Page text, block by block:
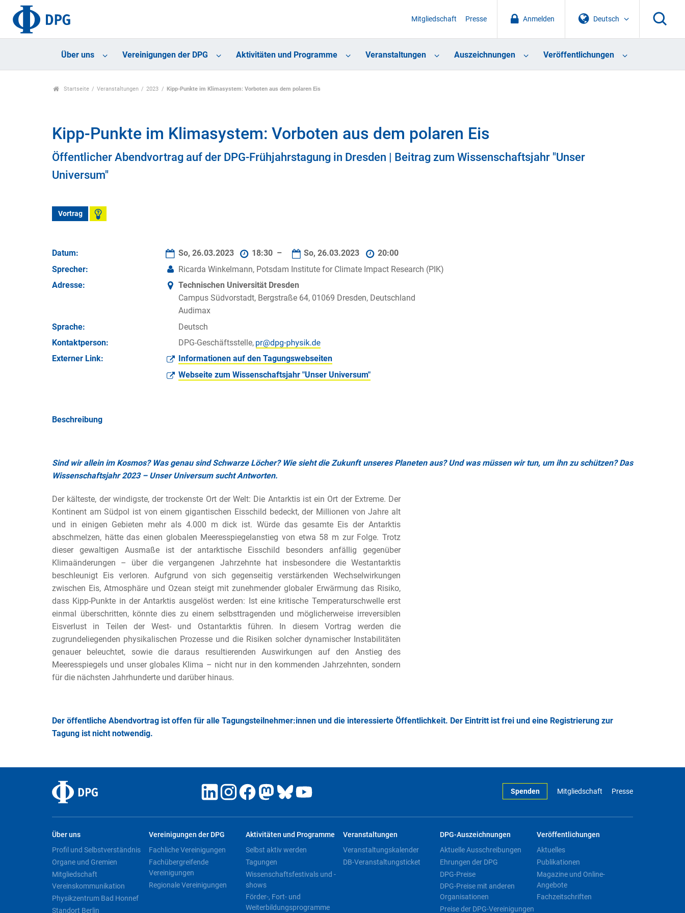
Deutsch
Anmelden
Mitgliedschaft Presse
Über uns Vereinigungen der DPG Aktivitäten und Programme Veranstaltungen Auszeichnungen Veröffentlichungen
Startseite Veranstaltungen 2023 Kipp-Punkte im Klimasystem: Vorboten aus dem polaren Eis
Kipp-Punkte im Klimasystem: Vorboten aus dem polaren Eis
Öffentlicher Abendvortrag auf der DPG-Frühjahrstagung in Dresden | Beitrag zum Wissenschaftsjahr "Unser
Universum"
Vortrag
Datum: So, 26.03.2023 18:30 – So, 26.03.2023
20:00
Sprecher:
Ricarda Winkelmann, Potsdam Institute for Climate Impact Research (PIK)
Adresse:
Technischen Universität Dresden
Campus Südvorstadt, Bergstraße 64, 01069 Dresden, Deutschland
Audimax
Sprache:
Deutsch
Kontakt­person:
DPG-Geschäftsstelle,
Externer Link:
Informationen auf den Tagungswebseiten
Webseite zum Wissenschaftsjahr "Unser Universum"
Beschreibung
Sind wir allein im Kosmos? Was genau sind Schwarze Löcher? Wie sieht die Zukunft unseres Planeten aus? Und was müssen wir tun, um ihn zu schützen? Das
Wissenschaftsjahr 2023 – Unser Universum sucht Antworten.
Der kälteste, der windigste, der trockenste Ort der Welt: Die Antarktis ist ein Ort der Extreme. Der
Kontinent am Südpol ist von einem gigantischen Eisschild bedeckt, der Millionen von Jahre alt
und in einigen Gebieten mehr als 4.000 m dick ist. Würde das gesamte Eis der Antarktis
abschmelzen, hätte das einen globalen Meeresspiegelanstieg von etwa 58 m zur Folge. Trotz
dieser gewaltigen Ausmaße ist der antarktische Eisschild besonders anfällig gegenüber
Klimaänderungen – über die vergangenen Jahrzehnte hat insbesondere die Westantarktis
beschleunigt Eis verloren. Aufgrund von sich gegenseitig verstärkenden Wechselwirkungen
zwischen Eis, Atmosphäre und Ozean steigt mit zunehmender globaler Erwärmung das Risiko,
dass Kipp-Punkte in der Antarktis ausgelöst werden: Ist eine kritische Temperaturschwelle erst
einmal überschritten, könnte dies zu einem selbsttragenden und möglicherweise irreversiblen
Eisverlust in Teilen der West- und Ostantarktis führen. In diesem Vortrag werden die
zugrundeliegenden physikalischen Prozesse und die Risiken solcher dynamischer Instabilitäten
genauer beleuchtet, sowie die daraus resultierenden Auswirkungen auf den Anstieg des
Meeresspiegels und unser globales Klima – nicht nur in den kommenden Jahrzehnten, sondern
für die nächsten Jahrhunderte und darüber hinaus.
Der öffentliche Abendvortrag ist offen für alle Tagungsteilnehmer:innen und die interessierte Öffentlichkeit. Der Eintritt ist frei und eine Registrierung zur
Tagung ist nicht notwendig.
Spenden Mitgliedschaft Presse
Über uns
Profil und Selbstverständnis
Organe und Gremien
Mitgliedschaft
Vereinskommunikation
Physikzentrum Bad Honnef
Standort Berlin
Vereinigungen der DPG
Fachliche Vereinigungen
Fachübergreifende
Vereinigungen
Regionale Vereinigungen
Aktivitäten und Programme
Selbst aktiv werden
Tagungen
Wissenschaftsfestivals und -
shows
Förder-, Fort- und
Weiterbildungsprogramme
Veranstaltungen
Veranstaltungskalender
DB-Veranstaltungsticket
DPG-Auszeichnungen
Aktuelle Ausschreibungen
Ehrungen der DPG
DPG-Preise
DPG-Preise mit anderen
Organisationen
Preise der DPG-Vereinigungen
Veröffentlichungen
Aktuelles
Publikationen
Magazine und Online-
Angebote
Fachzeitschriften